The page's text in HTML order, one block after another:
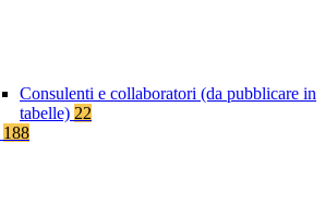
Consulenti e collaboratori (da pubblicare in
tabelle) 22
188